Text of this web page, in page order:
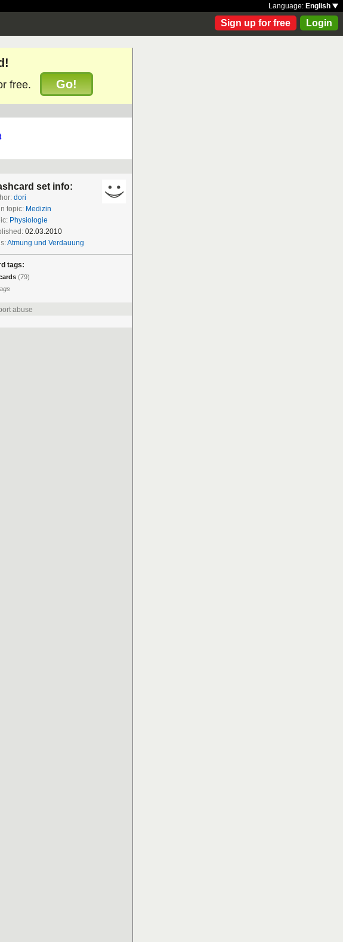
Language: English
Sign up for free Login
free. Go!
set info:
dori
topic: Medizin
Physiologie
02.03.2010
Atmung und Verdauung
tags:
(79)
abuse